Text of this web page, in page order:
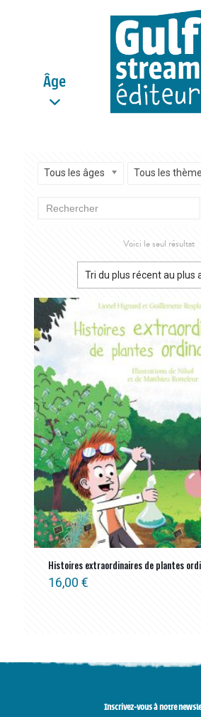
Âge
Tous les âges Tous les
Voici le seul résultat
Histoires extraordinaires de plantes
16,00 €
Inscrivez-vous à notre